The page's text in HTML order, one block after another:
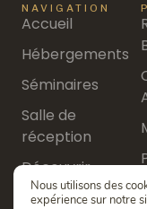
NAVIGATION
Accueil
Hébergements
Séminaires
Salle de
réception
Découvrir
Nous utilisons des
expérience sur notre